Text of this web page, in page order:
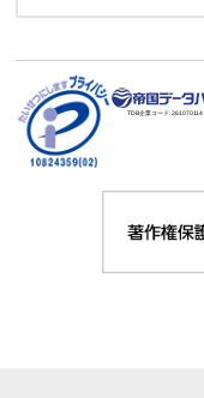
TDB企業コード:261070114